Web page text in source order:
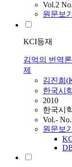
Vol.2
원문보기
KCI등재
김억의 번역
제
김진희(
한국시
2010
한국시
Vol.-
원문보기